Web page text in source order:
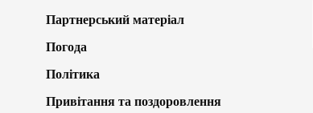
Партнерський матеріал
Погода
Політика
Привітання та поздоровлення